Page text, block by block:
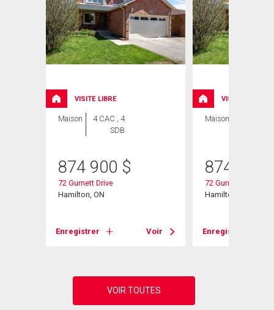
VISITE LIBRE
Maison
4 CAC , 4
SDB
874 900 $
72 Gurnett Drive
Hamilton, ON
Enregistrer Voir
VISITE LIBRE
Maison
874 900
72 Gurnett Drive
Hamilton, ON
Enregistrer